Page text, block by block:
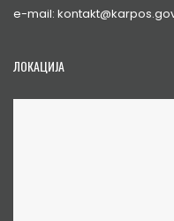
e-mail:
ЛОКАЦИЈА